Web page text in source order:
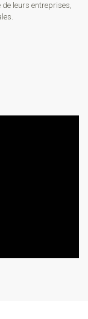
leurs entreprises,